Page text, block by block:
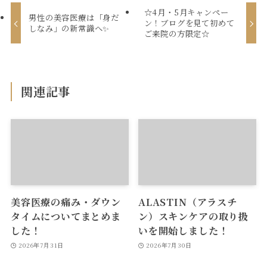
男性の美容医療は「身だ
しなみ」の新常識へ✨
☆4月・5月キャンペー
ン！ブログを見て初めて
ご来院の方限定☆
関連記事
美容医療の痛み・ダウン
タイムについてまとめま
した！
2026年7月31日
ALASTIN（アラスチ
ン）スキンケアの取り扱
いを開始しました！
2026年7月30日